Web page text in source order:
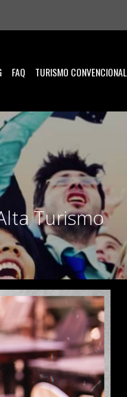
FAQ TURISMO CONVENCIONAL
Turismo